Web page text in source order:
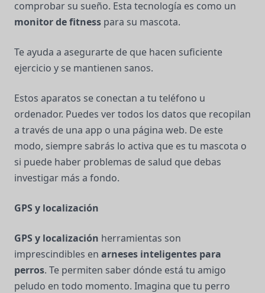
comprobar su sueño. Esta tecnología es como un
monitor de fitness para su mascota.
Te ayuda a asegurarte de que hacen suficiente
ejercicio y se mantienen sanos.
Estos aparatos se conectan a tu teléfono u
ordenador. Puedes ver todos los datos que recopilan
a través de una app o una página web. De este
modo, siempre sabrás lo activa que es tu mascota o
si puede haber problemas de salud que debas
investigar más a fondo.
GPS y localización
GPS y localización herramientas son
imprescindibles en arneses inteligentes para
perros. Te permiten saber dónde está tu amigo
peludo en todo momento. Imagina que tu perro